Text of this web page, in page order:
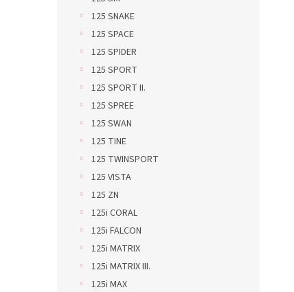
125 SNAKE
125 SPACE
125 SPIDER
125 SPORT
125 SPORT II.
125 SPREE
125 SWAN
125 TINE
125 TWINSPORT
125 VISTA
125 ZN
125i CORAL
125i FALCON
125i MATRIX
125i MATRIX III.
125i MAX